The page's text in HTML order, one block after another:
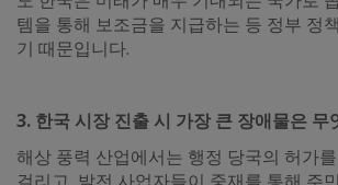
템을 통해 보조금을 지급하는 등 정부 정
기 때문입니다.
3. 한국 시장 진출 시 가장 큰 장애물은 무
해상 풍력 산업에서는 행정 당국의 허가